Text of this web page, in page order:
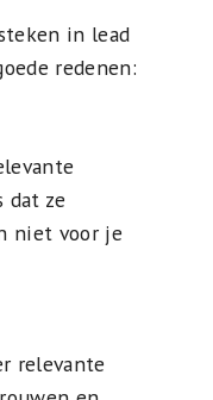
in lead
redenen:
dat ze
niet voor je
relevante